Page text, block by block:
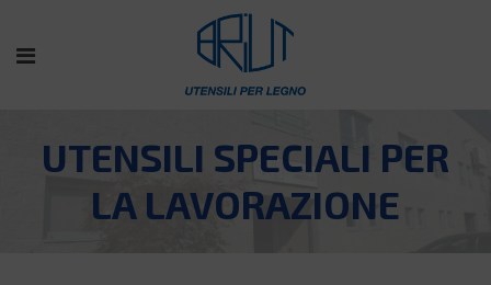
UTENSILI SPECIALI PER
LA LAVORAZIONE